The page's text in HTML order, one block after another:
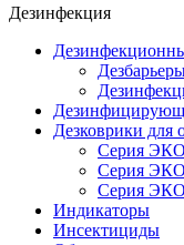
Дезинфекция
Дезковрики для
Серия ЭКО
Серия
Серия
Индикаторы
Инсектициды